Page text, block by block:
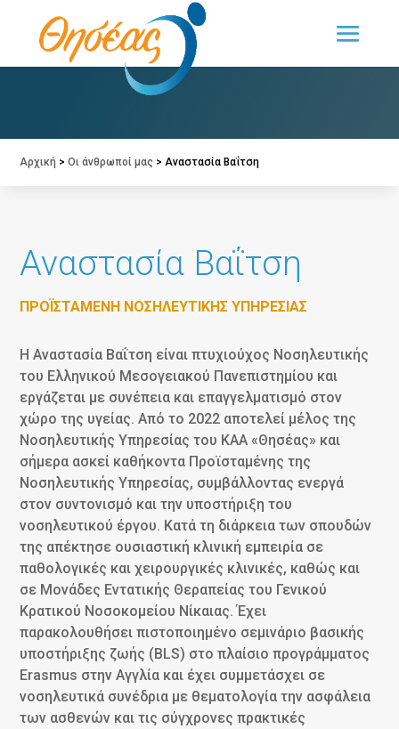
Ο «ΘΗΣΕΑΣ» με μια ματιά
Αρχική >Οι άνθρωποί μας > Αναστασία Βαΐτση
Αναστασία Βαΐτση
ΠΡΟΪΣΤΑΜΈΝΗ ΝΟΣΗΛΕΥΤΙΚΉΣ ΥΠΗΡΕΣΊΑΣ
Η Αναστασία Βαΐτση είναι πτυχιούχος Νοσηλευτικής
του Ελληνικού Μεσογειακού Πανεπιστημίου και
εργάζεται με συνέπεια και επαγγελματισμό στον
χώρο της υγείας. Από το 2022 αποτελεί μέλος της
Νοσηλευτικής Υπηρεσίας του ΚΑΑ «Θησέας» και
σήμερα ασκεί καθήκοντα Προϊσταμένης της
Νοσηλευτικής Υπηρεσίας, συμβάλλοντας ενεργά
στον συντονισμό και την υποστήριξη του
νοσηλευτικού έργου. Κατά τη διάρκεια των σπουδών
της απέκτησε ουσιαστική κλινική εμπειρία σε
παθολογικές και χειρουργικές κλινικές, καθώς και
σε Μονάδες Εντατικής Θεραπείας του Γενικού
Κρατικού Νοσοκομείου Νίκαιας. Έχει
παρακολουθήσει πιστοποιημένο σεμινάριο βασικής
υποστήριξης ζωής (BLS) στο πλαίσιο προγράμματος
Erasmus στην Αγγλία και έχει συμμετάσχει σε
νοσηλευτικά συνέδρια με θεματολογία την ασφάλεια
των ασθενών και τις σύγχρονες πρακτικές